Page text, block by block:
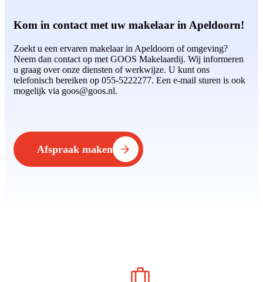
Kom in contact met uw makelaar in Apeldoorn!
Zoekt u een ervaren makelaar in Apeldoorn of omgeving?
Neem dan contact op met GOOS Makelaardij. Wij informeren
u graag over onze diensten of werkwijze. U kunt ons
telefonisch bereiken op 055-5222277. Een e-mail sturen is ook
mogelijk via goos@goos.nl.
Afspraak maken